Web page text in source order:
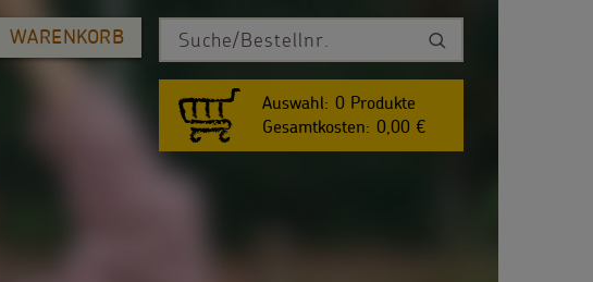
Auswahl: 0 Produkte
Gesamtkosten: 0,00 €
WARENKORB